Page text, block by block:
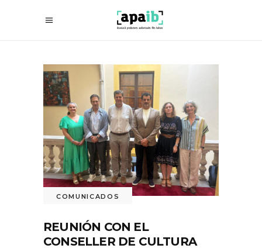
COMUNICADOS
REUNIÓN CON EL
CONSELLER DE CULTURA